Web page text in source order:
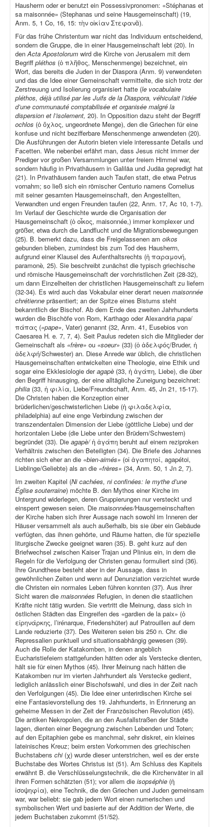
Hausherrn oder er benutzt ein Possessivpronomen: «Stéphanas et
sa maisonnée» (Stephanas und seine Hausgemeinschaft) (19,
Anm. 5, 1 Co, 16, 15: τὴν οἰκίαν Στεφανᾶ).
Für das frühe Christentum war nicht das Individuum entscheidend,
sondern die Gruppe, die in einer Hausgemeinschaft lebt (20). In
denActa Apostolorum wird die Kirche von Jerusalem mit dem
Begriff pléthos (ὁ πλῆθος, Menschenmenge) bezeichnet, ein
Wort, das bereits die Juden in der Diaspora (Anm. 9) verwendeten
und das die Idee einer Gemeinschaft vermittelte, die sich trotz der
Zerstreuung und Isolierung organisiert hatte (le vocabulaire
pléthos, déjà utilisé par les Juifs de la Diaspora, véhiculait l’idée
d’une communauté comptabilisée et organisée malgré la
dispersion et l’isolement, 20). In Opposition dazu steht der Begriff
ochlos (ὁ ὄχλος, ungeordnete Menge), den die Griechen für eine
konfuse und nicht bezifferbare Menschenmenge anwendeten (20).
Die Ausführungen der Autorin bieten viele interessante Details und
Facetten. Wie nebenbei erfährt man, dass Jesus nicht immer der
Prediger vor großen Versammlungen unter freiem Himmel war,
sondern häufig in Privathäusern in Galiläa und Judäa gepredigt hat
(21). In Privathäusern fanden auch Taufen statt, die etwa Petrus
vornahm; so ließ sich ein römischer Centurio namens Cornelius
mit seiner gesamten Hausgemeinschaft, den Angestellten,
Verwandten und engen Freunden taufen (22, Anm. 17, Ac 10, 1-7).
Im Verlauf der Geschichte wurde die Organisation der
Hausgemeinschaft (ὁ οἶκος, maisonnée,) immer komplexer und
größer, etwa durch die Landflucht und die Migrationsbewegungen
(25). B. bemerkt dazu, dass die Freigelassenen am oikos
gebunden blieben, zumindest bis zum Tod des Hausherrn,
aufgrund einer Klausel des Aufenthaltsrechts (ἡ παραμονή,
paramonè, 25). Sie beschreibt zunächst die typisch griechische
und römische Hausgemeinschaft der vorchristlichen Zeit (28-32),
um dann Einzelheiten der christlichen Hausgemeinschaft zu liefern
(32-34). Es wird auch das Vokabular einer derart neuen maisonnée
chrétienne präsentiert; an der Spitze eines Bistums steht
bekanntlich der Bischof. Ab dem Ende des zweiten Jahrhunderts
wurden die Bischöfe von Rom, Karthago oder Alexandria papa/
πάπας («pape», Vater) genannt (32, Anm. 41, Eusebios von
Caesarea H. e. 7, 7, 4). Seit Paulus redeten sich die Mitglieder der
Gemeinschaft als «frère» ou «soeur» (33) (ὁ ἀδελφός/Bruder, ἡ
ἀδελφή/Schwester) an. Diese Anrede war üblich, die christlichen
Hausgemeinschaften entwickelten eine Theologie, eine Ethik und
sogar eine Ekklesiologie deragapè (33, ἡ ἀγάπη, Liebe), die über
den Begriff hinausging, der eine alltägliche Zuneigung bezeichnet:
philia (33, ἡ φιλία, Liebe/Freundschaft, Anm. 45, Jn 21, 15-17).
Die Christen haben die Konzeption einer
brüderlichen/geschwisterlichen Liebe (ἡ φιλαδελφία,
philadelphia) auf eine enge Verbindung zwischen der
transzendentalen Dimension der Liebe (göttliche Liebe) und der
horizontalen Liebe (die Liebe unter den Brüdern/Schwestern)
begründet (33). Die agapè/ἡ ἀγάπη beruht auf einem reziproken
Verhältnis zwischen den Beteiligten (34). Die Briefe des Johannes
richten sich eher an die «bien-aimés» (οἱ ἀγαπητοί, agapétoi,
Lieblinge/Geliebte) als an die «frères» (34, Anm. 50, 1 Jn 2, 7).
Im zweiten Kapitel (Ni cachées, ni confinées: le mythe d’une
Église souterraine) möchte B. den Mythos einer Kirche im
Untergrund widerlegen, deren Gruppierungen nur versteckt und
einsperrt gewesen seien. Die maisonnées/Hausgemeinschaften
der Kirche haben sich ihrer Aussage nach sowohl im Inneren der
Häuser versammelt als auch außerhalb, bis sie über ein Gebäude
verfügten, das ihnen gehörte, und Räume hatten, die für spezielle
liturgische Zwecke geeignet waren (35). B. geht kurz auf den
Briefwechsel zwischen Kaiser Trajan und Plinius ein, in dem die
Regeln für die Verfolgung der Christen genau formuliert sind (36).
Ihre Grundthese besteht aber in der Aussage, dass in
gewöhnlichen Zeiten und wenn auf Denunziation verzichtet wurde
die Christen ein normales Leben führen konnten (37). Aus ihrer
Sicht waren die maisonnées Refugien, in denen die staatlichen
Kräfte nicht tätig wurden. Sie vertritt die Meinung, dass sich in
östlichen Städten das Eingreifen des «gardien de la paix» (ὁ
εἰρηνάρκης, l’irénarque, Friedenshüter) auf Patrouillen auf dem
Lande reduzierte (37). Des Weiteren seien bis 250 n. Chr. die
Repressalien punktuell und situationsabhängig gewesen (39).
Auch die Rolle der Katakomben, in denen angeblich
Eucharistiefeiern stattgefunden hätten oder als Verstecke dienten,
hält sie für einen Mythos (45). Ihrer Meinung nach hätten die
Katakomben nur im vierten Jahrhundert als Verstecke gedient,
lediglich anlässlich einer Bischofswahl, und dies in der Zeit nach
den Verfolgungen (45). Die Idee einer unterirdischen Kirche sei
eine Fantasievorstellung des 19. Jahrhunderts, in Erinnerung an
geheime Messen in der Zeit der Französischen Revolution (45).
Die antiken Nekropolen, die an den Ausfallstraßen der Städte
lagen, dienten einer Begegnung zwischen Lebenden und Toten;
auf den Epitaphien gebe es manchmal, sehr diskret, ein kleines
lateinisches Kreuz; beim ersten Vorkommen des griechischen
Buchstabens chi (χ) wurde dieser unterstrichen, weil es der erste
Buchstabe des Wortes Christus ist (51). Am Schluss des Kapitels
erwähnt B. die Verschlüsselungstechnik, die die Kirchenväter in all
ihren Formen schätzten (51); vor allem die isopséphie (ἡ
ἰσοψηφία), eine Technik, die den Griechen und Juden gemeinsam
war, war beliebt: sie gab jedem Wort einen numerischen und
symbolischen Wert und basierte auf der Addition der Werte, die
jedem Buchstaben zukommt (51/52).